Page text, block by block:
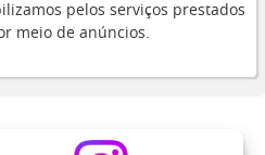
pelos serviços prestados
meio de anúncios.